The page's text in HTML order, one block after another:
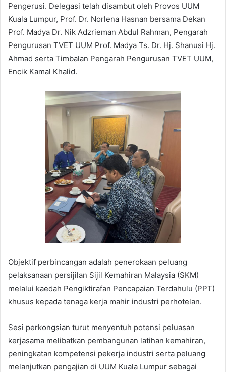
Pengerusi. Delegasi telah disambut oleh Provos UUM
Kuala Lumpur, Prof. Dr. Norlena Hasnan bersama Dekan
Prof. Madya Dr. Nik Adzrieman Abdul Rahman, Pengarah
Pengurusan TVET UUM Prof. Madya Ts. Dr. Hj. Shanusi Hj.
Ahmad serta Timbalan Pengarah Pengurusan TVET UUM,
Encik Kamal Khalid.
Objektif perbincangan adalah penerokaan peluang
pelaksanaan persijilan Sijil Kemahiran Malaysia (SKM)
melalui kaedah Pengiktirafan Pencapaian Terdahulu (PPT)
khusus kepada tenaga kerja mahir industri perhotelan.
Sesi perkongsian turut menyentuh potensi peluasan
kerjasama melibatkan pembangunan latihan kemahiran,
peningkatan kompetensi pekerja industri serta peluang
melanjutkan pengajian di UUM Kuala Lumpur sebagai